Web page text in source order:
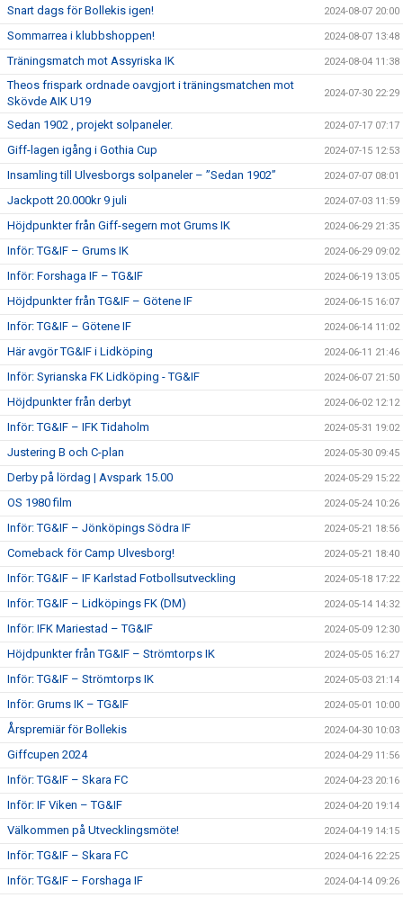
Snart dags för Bollekis igen! 2024-08-07 20:00
Sommarrea i klubbshoppen! 2024-08-07 13:48
Träningsmatch mot Assyriska IK 2024-08-04 11:38
Theos frispark ordnade oavgjort i träningsmatchen mot
Skövde AIK U19
2024-07-30 22:29
Sedan 1902 , projekt solpaneler. 2024-07-17 07:17
Giff-lagen igång i Gothia Cup 2024-07-15 12:53
Insamling till Ulvesborgs solpaneler – ”Sedan 1902” 2024-07-07 08:01
Jackpott 20.000kr 9 juli 2024-07-03 11:59
Höjdpunkter från Giff-segern mot Grums IK 2024-06-29 21:35
Inför: TG&IF – Grums IK 2024-06-29 09:02
Inför: Forshaga IF – TG&IF 2024-06-19 13:05
Höjdpunkter från TG&IF – Götene IF 2024-06-15 16:07
Inför: TG&IF – Götene IF 2024-06-14 11:02
Här avgör TG&IF i Lidköping 2024-06-11 21:46
Inför: Syrianska FK Lidköping - TG&IF 2024-06-07 21:50
Höjdpunkter från derbyt 2024-06-02 12:12
Inför: TG&IF – IFK Tidaholm 2024-05-31 19:02
Justering B och C-plan 2024-05-30 09:45
Derby på lördag | Avspark 15.00 2024-05-29 15:22
OS 1980 film 2024-05-24 10:26
Inför: TG&IF – Jönköpings Södra IF 2024-05-21 18:56
Comeback för Camp Ulvesborg! 2024-05-21 18:40
Inför: TG&IF – IF Karlstad Fotbollsutveckling 2024-05-18 17:22
Inför: TG&IF – Lidköpings FK (DM) 2024-05-14 14:32
Inför: IFK Mariestad – TG&IF 2024-05-09 12:30
Höjdpunkter från TG&IF – Strömtorps IK 2024-05-05 16:27
Inför: TG&IF – Strömtorps IK 2024-05-03 21:14
Inför: Grums IK – TG&IF 2024-05-01 10:00
Årspremiär för Bollekis 2024-04-30 10:03
Giffcupen 2024 2024-04-29 11:56
Inför: TG&IF – Skara FC 2024-04-23 20:16
Inför: IF Viken – TG&IF 2024-04-20 19:14
Välkommen på Utvecklingsmöte! 2024-04-19 14:15
Inför: TG&IF – Skara FC 2024-04-16 22:25
Inför: TG&IF – Forshaga IF 2024-04-14 09:26